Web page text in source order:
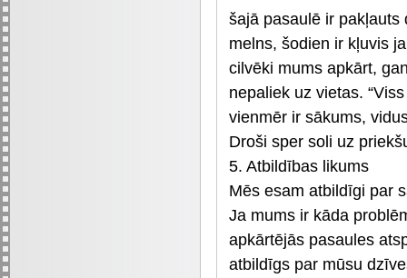
šajā pasaulē ir pakļauts
melns, šodien ir kļuvis
cilvēki mums apkārt,
nepaliek uz vietas.
vienmēr ir sākums,
Droši sper soli uz
5. Atbildības likums
Mēs esam atbildīgi par
Ja mums ir kāda
apkārtējās pasaules
atbildīgs par mūsu